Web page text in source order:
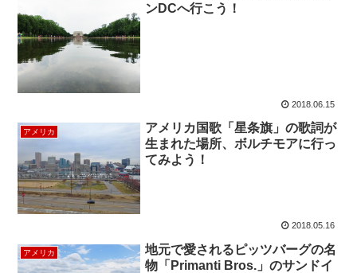
ンDCへ行こう！
2018.06.15
アメリカ
アメリカ国歌「星条旗」の歌詞が
生まれた場所、ボルチモアに行っ
てみよう！
2018.05.16
アメリカ
地元で愛されるピッツバーグの名
物「Primanti Bros.」のサンドイ